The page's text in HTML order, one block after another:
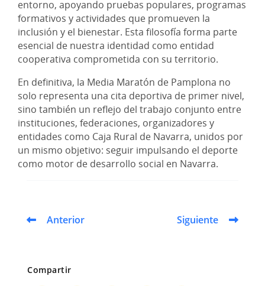
entorno, apoyando pruebas populares, programas
formativos y actividades que promueven la
inclusión y el bienestar. Esta filosofía forma parte
esencial de nuestra identidad como entidad
cooperativa comprometida con su territorio.
En definitiva, la Media Maratón de Pamplona no
solo representa una cita deportiva de primer nivel,
sino también un reflejo del trabajo conjunto entre
instituciones, federaciones, organizadores y
entidades como Caja Rural de Navarra, unidos por
un mismo objetivo: seguir impulsando el deporte
como motor de desarrollo social en Navarra.
Anterior Siguiente
Compartir